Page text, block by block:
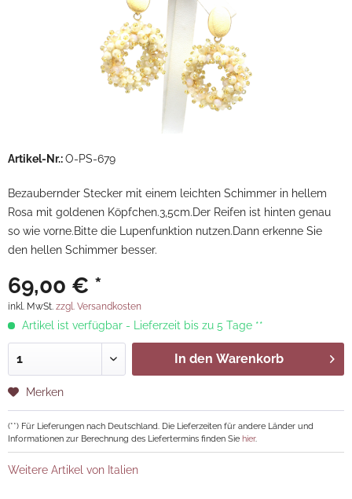
Artikel-Nr.:O-PS-679
Bezaubernder Stecker mit einem leichten Schimmer in hellem
Rosa mit goldenen Köpfchen.3,5cm.Der Reifen ist hinten genau
so wie vorne.Bitte die Lupenfunktion nutzen.Dann erkenne Sie
den hellen Schimmer besser.
69,00 € *
inkl. MwSt. zzgl. Versandkosten
Artikel ist verfügbar - Lieferzeit bis zu 5 Tage **
In den Warenkorb
Merken
(**) Für Lieferungen nach Deutschland. Die Lieferzeiten für andere Länder und
Informationen zur Berechnung des Liefertermins finden Sie hier.
Weitere Artikel von Italien